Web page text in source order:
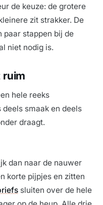
de keuze: de grotere
zit strakker. De
paar stappen bij de
niet nodig is.
ruim
hele reeks
smaak en deels
draagt.
dan naar de nauwer
korte pijpjes en zitten
sluiten over de hele